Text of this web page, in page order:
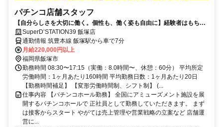
パチンコ店舗スタッフ
【自分らしさを大切に働く。個性も、働く姿も自由に】経験者はもちろ
ん 未経験者でもキャリアアップが可能。
SuperD’STATION39 飯塚店
通勤情報 筑豊本線 飯塚駅から車で7分
月給220,000円以上
福岡県飯塚市
勤務時間 08:30〜17:15（実働：8.0時間〜、休憩：60分） 平均所定
労働時間：1ヶ月あたり160時間 平均勤務日数：1ヶ月あたり20日
【勤務時間補足】 【変形労働時間制、シフト制】 (...
仕事内容 【パチンコホール勤務】 全国にアミューズメント施設を展
開するパチンコホールで 正社員として勤務していただきます。 まず
は接客からスタート やがては売上管理や営業戦略の立案など 店舗運
営に...